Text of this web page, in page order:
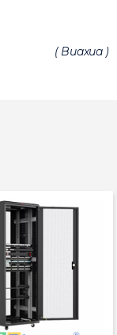
( Buaxua )